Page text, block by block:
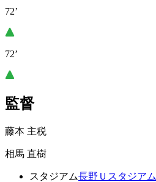
72’
72’
監督
藤本 主税
相馬 直樹
スタジアム長野Ｕスタジアム